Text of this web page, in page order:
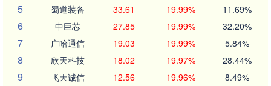
5 蜀道装备 33.61 19.99% 11.69%
6 中巨芯 27.85 19.99% 32.20%
7 广哈通信 19.03 19.99% 5.84%
8 欣天科技 18.02 19.97% 28.44%
9 飞天诚信 12.56 19.96% 8.49%